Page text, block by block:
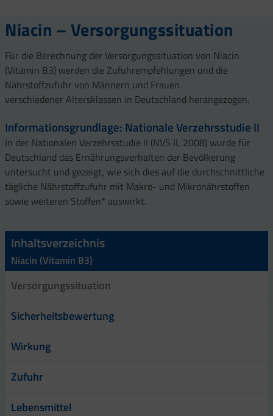
Niacin – Versorgungssituation
Für die Berechnung der Versorgungssituation von Niacin
(Vitamin B3) werden die Zufuhrempfehlungen und die
Nährstoffzufuhr von Männern und Frauen
verschiedener Altersklassen in Deutschland herangezogen.
Informationsgrundlage: Nationale Verzehrsstudie II
In der Nationalen Verzehrsstudie II (NVS II, 2008) wurde für
Deutschland das Ernährungsverhalten der Bevölkerung
untersucht und gezeigt, wie sich dies auf die durchschnittliche
tägliche Nährstoffzufuhr mit Makro- und Mikronährstoffen
sowie weiteren Stoffen* auswirkt.
Inhaltsverzeichnis
Niacin (Vitamin B3)
Versorgungssituation
Sicherheitsbewertung
Wirkung
Zufuhr
Lebensmittel